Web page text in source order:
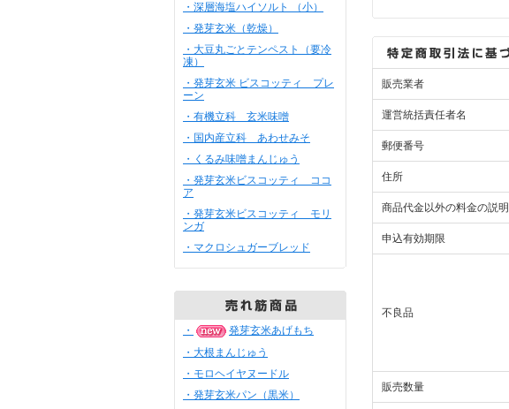
・深層海塩ハイソルト （小）
・発芽玄米（乾燥）
・大豆丸ごとテンペスト（要冷
凍）
・発芽玄米 ビスコッティ プレ
ーン
・有機立科 玄米味噌
・国内産立科 あわせみそ
・くるみ味噌まんじゅう
・発芽玄米ビスコッティ ココ
ア
・発芽玄米ビスコッティ モリ
ンガ
・マクロシュガーブレッド
・
発芽玄米あげもち
・大根まんじゅう
・モロヘイヤヌードル
・発芽玄米パン（黒米）
販売業者
運営統括責任者名
郵便番号
住所
商品代金以外の料金の説明
申込有効期限
不良品
販売数量